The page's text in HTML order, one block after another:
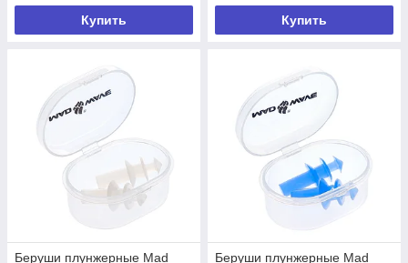
Преимущества принадлежностей для
Высокое качество.
Мы реализуем только
качественные принадлежности проверенных
производителей, которые известны и уважаемы
во всем мире.
Мы работаем на рынке Астаны
более 12 лет и зарекомендовали себя как
Купить Купить
Беруши плунжерные Mad
Беруши плунжерные Mad